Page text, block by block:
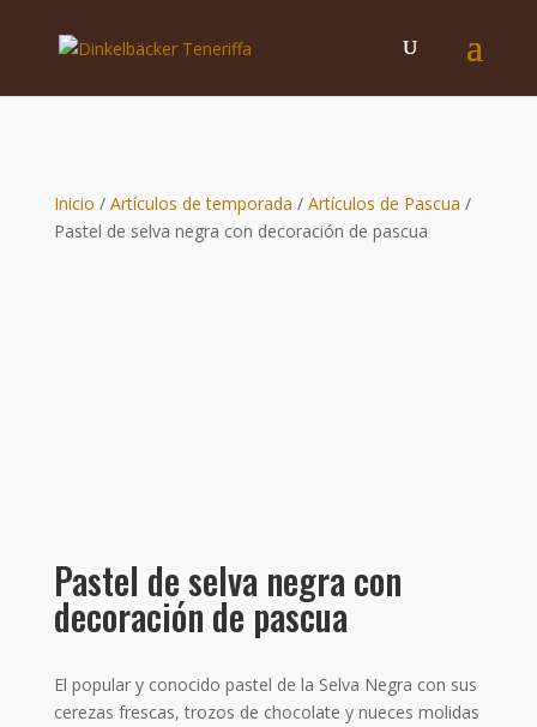
Inicio / Artículos de temporada / Artículos de Pascua /
Pastel de selva negra con decoración de pascua
Pastel de selva negra con
decoración de pascua
El popular y conocido pastel de la Selva Negra con sus
cerezas frescas, trozos de chocolate y nueces molidas